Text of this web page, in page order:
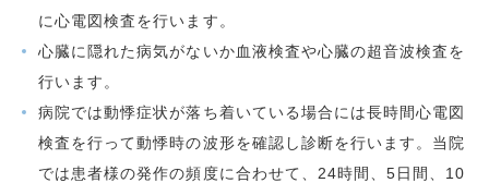
に心電図検査を行います。
心臓に隠れた病気がないか血液検査や心臓の超音波検査を
行います。
病院では動悸症状が落ち着いている場合には長時間心電図
検査を行って動悸時の波形を確認し診断を行います。当院
では患者様の発作の頻度に合わせて、24時間、5日間、10